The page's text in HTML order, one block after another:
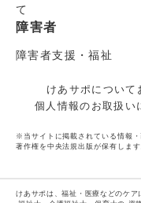
て
障害者
障害者支援・福祉
けあサポについて
個人情報のお取扱い
※当サイトに掲載されている情報
著作権を中央法規出版が保有しま
けあサポは、福祉・医療などのケ